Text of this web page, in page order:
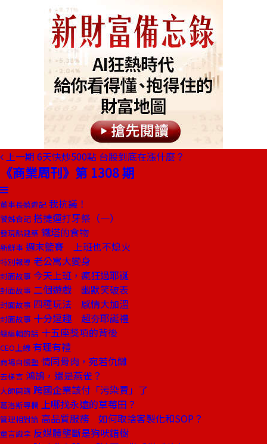
上一期 6天快炒500點 台股到底在漲什麼？
《商業周刊》第 1308 期
董事長嬉遊記 我抗議！
饕姊食記 搭捷運打牙祭（一）
發現酷建築 鐵塔的食物
新鮮事 週末籃賽 上班也不熄火
特別報導 老公寓大變身
封面故事 今天上班，瘋狂過耶誕
封面故事 二個遊戲 幽默笑破表
封面故事 四種玩法 感情大加溫
封面故事 十分逗趣 超夯耶誕禮
總編輯的話 十五座獎項的背後
CEO上線 有理有禮
商場自慢塾 情同骨肉，宛若仇讎
去梯言 鴻鵠，還是燕雀？
大師開講 跨國企業該付「污染費」了
葛洛斯專欄 上哪找永遠的草莓田？
管理相對論 高品質服務 如何取捨客製化和SOP？
童言識李 反媒體壟斷是狗吠錯樹